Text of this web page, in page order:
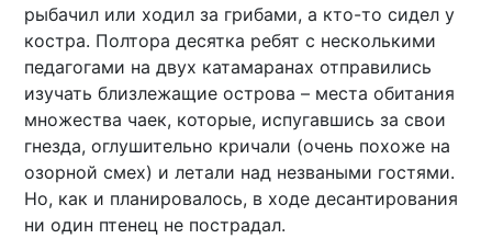
рыбачил или ходил за грибами, а кто-то сидел у
костра. Полтора десятка ребят с несколькими
педагогами на двух катамаранах отправились
изучать близлежащие острова – места обитания
множества чаек, которые, испугавшись за свои
гнезда, оглушительно кричали (очень похоже на
озорной смех) и летали над незваными гостями.
Но, как и планировалось, в ходе десантирования
ни один птенец не пострадал.